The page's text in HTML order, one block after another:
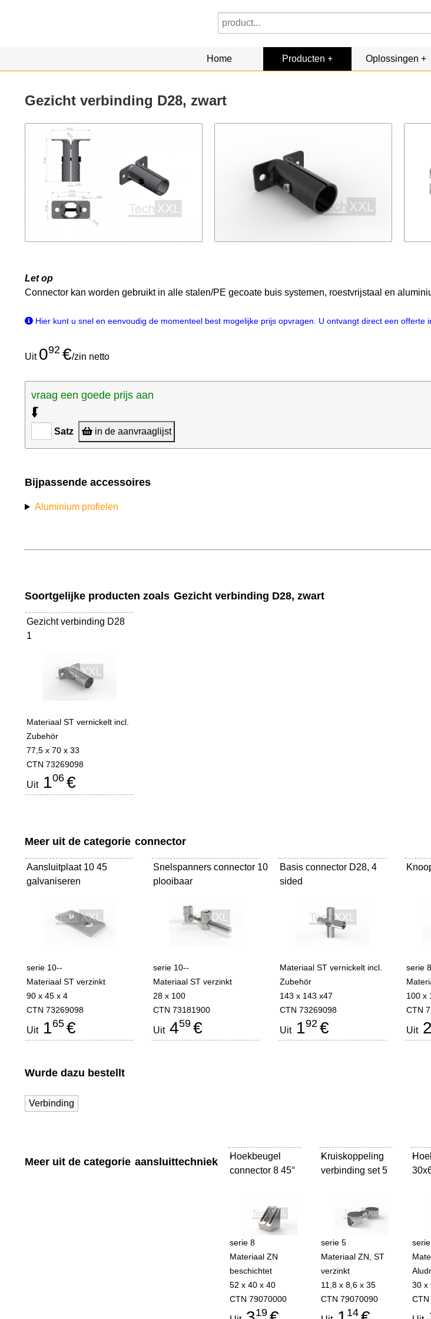
Home Producten Oplossingen
Gezicht verbinding D28, zwart
Let op
Connector kan worden gebruikt in alle stalen/PE gecoate buis systemen, roestvrijstaal en
Hier kunt u snel en eenvoudig de momenteel best mogelijke prijs opvragen. U ontvangt direct een
Uit 092 €/zin netto
vraag een goede prijs aan
⮮
Satz in de aanvraaglijst
Bijpassende accessoires
Aluminium profielen
Soortgelijke producten zoals Gezicht verbinding D28, zwart
Gezicht verbinding D28
1
Materiaal ST vernickelt incl.
Zubehör
77,5 x 70 x 33
CTN 73269098
Uit106 €
Meer uit de categorie connector
Aansluitplaat 10 45
galvaniseren
serie 10--
Materiaal ST verzinkt
90 x 45 x 4
CTN 73269098
Uit165 €
Snelspanners connector 10
plooibaar
serie 10--
Materiaal ST verzinkt
28 x 100
CTN 73181900
Uit459 €
Basis connector D28, 4
sided
Materiaal ST vernickelt incl.
Zubehör
143 x 143 x47
CTN 73269098
Uit192 €
serie
100 x
CTN
Uit2
Wurde dazu bestellt
Verbinding
Meer uit de categorie aansluittechniek
Hoekbeugel
connector 8 45°
-
serie 8
Materiaal ZN
beschichtet
52 x 40 x 40
CTN 79070000
19
Kruiskoppeling
verbinding set 5
-
serie 5
Materiaal ZN, ST
verzinkt
11,8 x 8,6 x 35
CTN 79070090
14
-
30 x